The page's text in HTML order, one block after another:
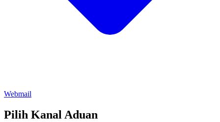
Webmail
Pilih Kanal Aduan